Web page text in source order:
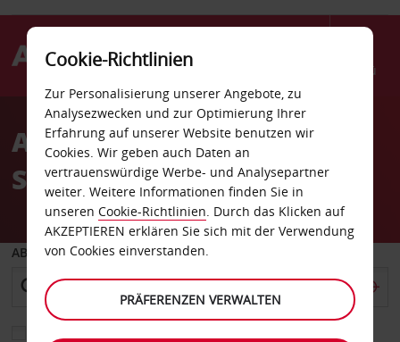
Menü
AvisAutovermietung
Sarreguemines
ABHOLEN VON
Cookie-Richtlinien
Zur Personalisierung unserer Angebote, zu
Analysezwecken und zur Optimierung Ihrer
Erfahrung auf unserer Website benutzen wir
Cookies. Wir geben auch Daten an
vertrauenswürdige Werbe- und Analysepartner
weiter. Weitere Informationen finden Sie in
unseren Cookie-Richtlinien. Durch das Klicken auf
AKZEPTIEREN erklären Sie sich mit der Verwendung
von Cookies einverstanden.
PRÄFERENZEN VERWALTEN